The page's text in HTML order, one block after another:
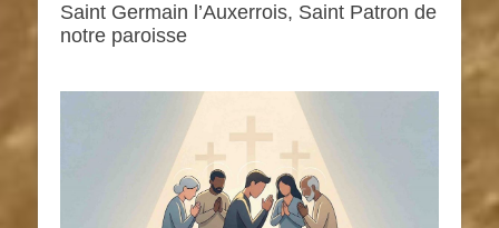
Saint Germain l’Auxerrois, Saint Patron de
notre paroisse